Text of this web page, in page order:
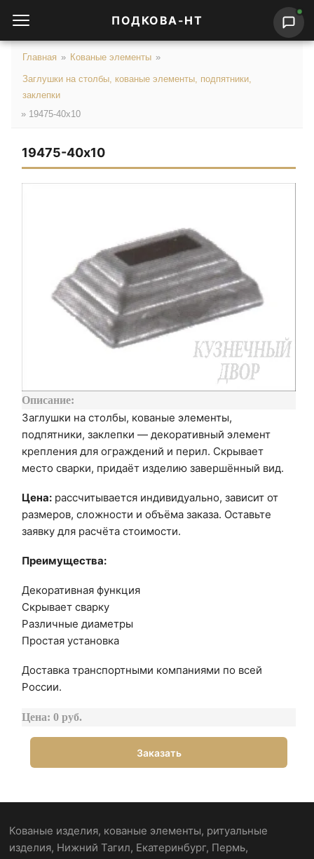
ПОДКОВА-НТ
Главная » Кованые элементы »
Заглушки на столбы, кованые элементы, подпятники,
заклепки
» 19475-40х10
19475-40х10
Описание:
Заглушки на столбы, кованые элементы,
подпятники, заклепки — декоративный элемент
крепления для ограждений и перил. Скрывает
место сварки, придаёт изделию завершённый вид.
Цена: рассчитывается индивидуально, зависит от
размеров, сложности и объёма заказа. Оставьте
заявку для расчёта стоимости.
Преимущества:
Декоративная функция
Скрывает сварку
Различные диаметры
Простая установка
Доставка транспортными компаниями по всей
России.
Цена: 0 руб.
Заказать
Кованые изделия, кованые элементы, ритуальные
изделия, Нижний Тагил, Екатеринбург, Пермь,